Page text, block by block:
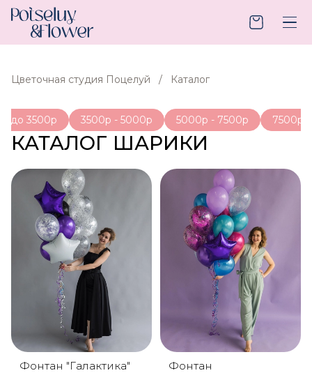
Цветочная студия Поцелуй Каталог
до 3500р 3500р - 5000р 5000р - 7500р 7500р
КАТАЛОГ ШАРИКИ
Фонтан "Галактика"
Фонтан